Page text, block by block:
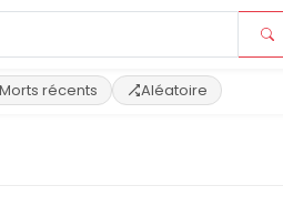
Morts récents Aléatoire